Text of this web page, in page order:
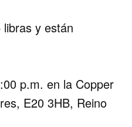
libras y están
p.m. en la Copper
E20 3HB, Reino